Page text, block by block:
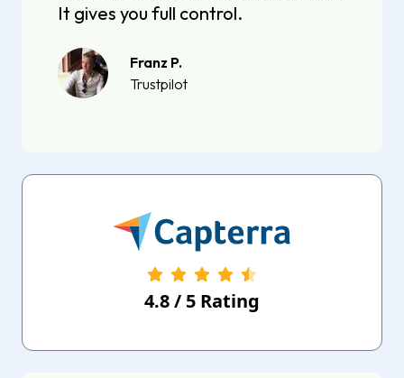
It gives you full control.
Franz P.
Trustpilot
4.8/ 5 Rating